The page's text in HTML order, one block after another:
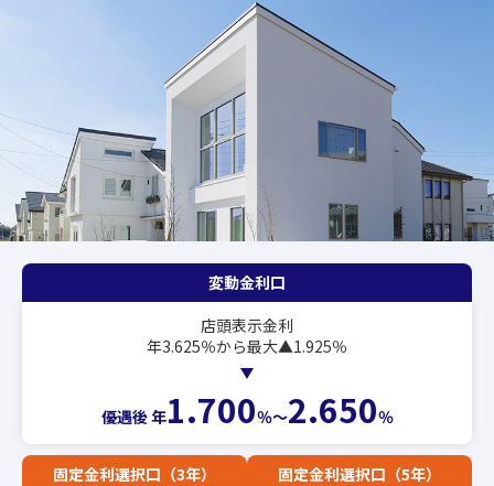
変動金利口
店頭表示金利
年3.625％から最大▲1.925％
優遇後 年1.700％〜2.650％
固定金利選択口（3年）
固定金利選択口（5年）